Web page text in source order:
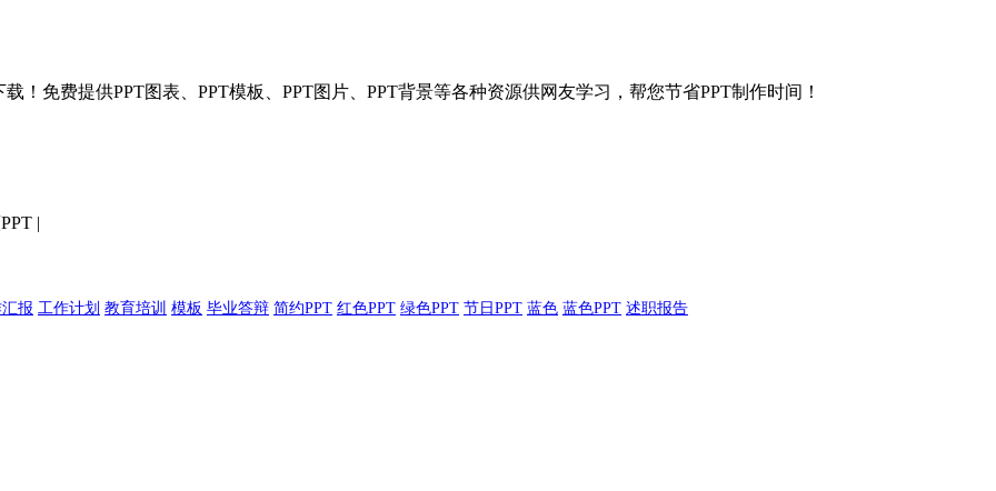
！免费提供PPT图表、PPT模板、PPT图片、PPT背景等各种资源供网友学习，帮您节省PPT制作时间！
|
报 工作计划 教育培训 模板 毕业答辩 简约PPT 红色PPT 绿色PPT 节日PPT 蓝色 蓝色PPT 述职报告